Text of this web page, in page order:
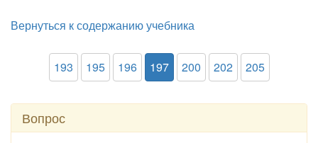
Вернуться к содержанию учебника
193 195 196 197 200 202 205
Вопрос